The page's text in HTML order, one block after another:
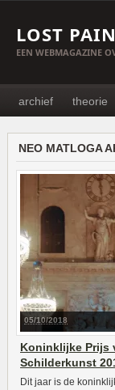
LOST
EEN WEBMAGAZINE
archief theorie
NEO MATLOGA
05/10/2018
Koninklijke Prijs
Schilderkunst
Dit jaar is de